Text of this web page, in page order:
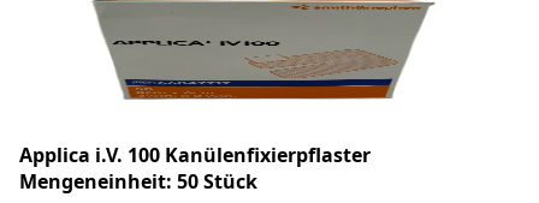
Applica i.V. 100 Kanülenfixierpflaster
Mengeneinheit: 50 Stück